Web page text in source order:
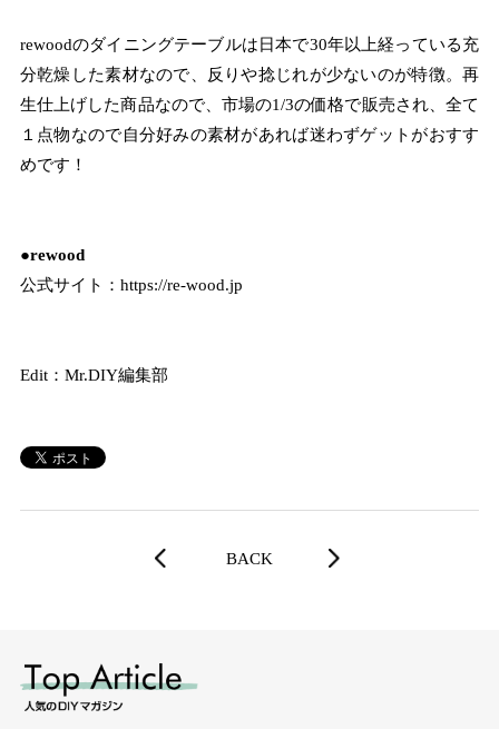
rewoodのダイニングテーブルは日本で30年以上経っている充
分乾燥した素材なので、反りや捻じれが少ないのが特徴。再
生仕上げした商品なので、市場の1/3の価格で販売され、全て
１点物なので自分好みの素材があれば迷わずゲットがおすす
めです！
●rewood
公式サイト： https://re-wood.jp
Edit：Mr.DIY編集部
BACK